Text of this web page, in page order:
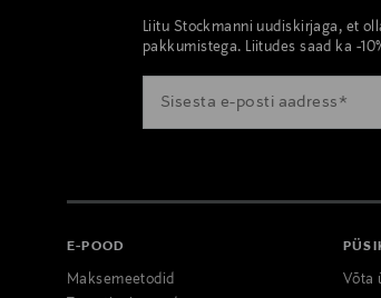
Liitu Stockmanni uudiskirjaga, et
pakkumistega. Liitudes saad ka -
E-POOD
Maksemeetodid
Võta